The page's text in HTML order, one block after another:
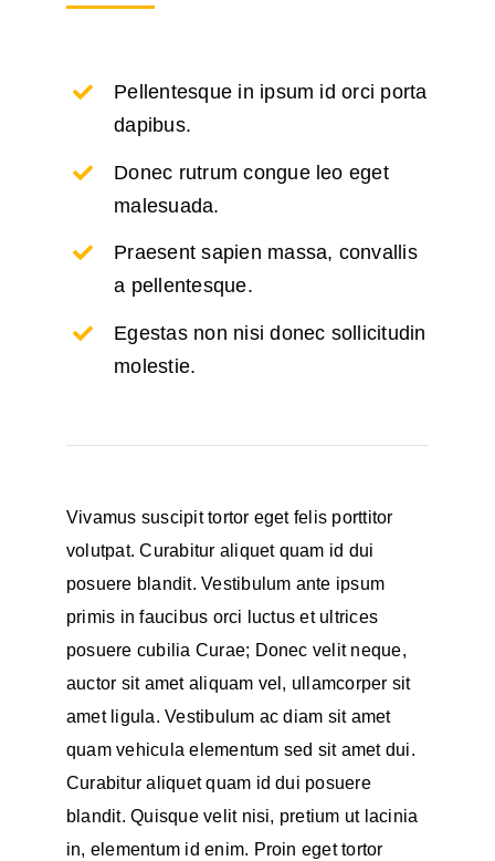
Pellentesque in ipsum id orci porta
dapibus.
Donec rutrum congue leo eget
malesuada.
Praesent sapien massa, convallis
a pellentesque.
Egestas non nisi donec sollicitudin
molestie.
Vivamus suscipit tortor eget felis porttitor
volutpat. Curabitur aliquet quam id dui
posuere blandit. Vestibulum ante ipsum
primis in faucibus orci luctus et ultrices
posuere cubilia Curae; Donec velit neque,
auctor sit amet aliquam vel, ullamcorper sit
amet ligula. Vestibulum ac diam sit amet
quam vehicula elementum sed sit amet dui.
Curabitur aliquet quam id dui posuere
blandit. Quisque velit nisi, pretium ut lacinia
in, elementum id enim. Proin eget tortor